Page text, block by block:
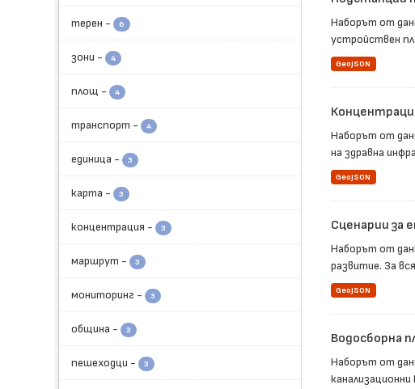
терен - 6
зони - 4
площ - 4
транспорт - 4
единица - 3
карта - 3
концентрация - 3
маршрут - 3
мониторинг - 3
община - 3
пешеходци - 3
Наборът от
устройствен
GeoJSON
Наборът от
на здравна
GeoJSON
Сценарии за
Наборът от
развитие. За
GeoJSON
Водосборна
Наборът от